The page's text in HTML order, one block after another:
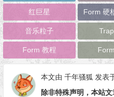
红巨星 Form 硬
音乐粒子
Form 教程
本文由 千年骚狐 发表
除非特殊声明，本站